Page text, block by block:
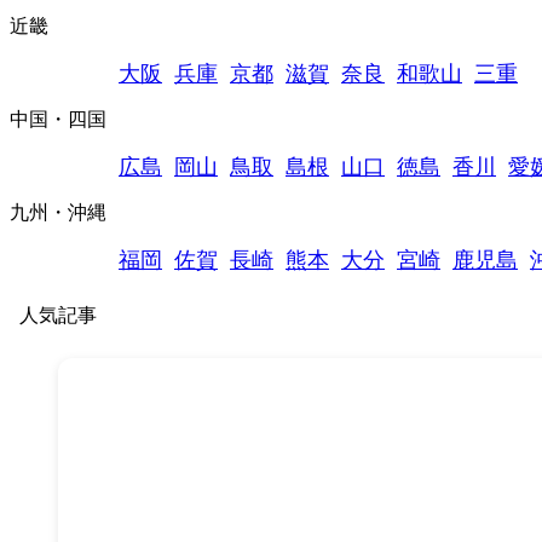
近畿
大阪 兵庫 京都 滋賀 奈良 和歌山 三重
中国・四国
広島 岡山 鳥取 島根 山口 徳島 香川 愛
九州・沖縄
福岡 佐賀 長崎 熊本 大分 宮崎 鹿児島
人気記事